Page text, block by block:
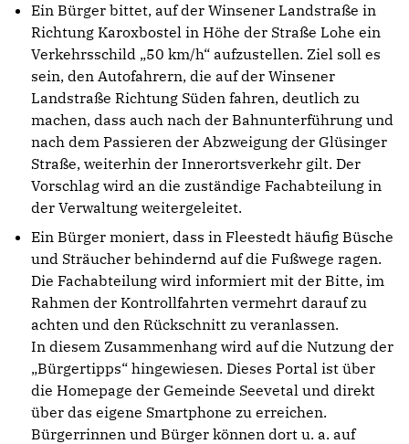
Ein Bürger bittet, auf der Winsener Landstraße in
Richtung Karoxbostel in Höhe der Straße Lohe ein
Verkehrsschild „50 km/h“ aufzustellen. Ziel soll es
sein, den Autofahrern, die auf der Winsener
Landstraße Richtung Süden fahren, deutlich zu
machen, dass auch nach der Bahnunterführung und
nach dem Passieren der Abzweigung der Glüsinger
Straße, weiterhin der Innerortsverkehr gilt. Der
Vorschlag wird an die zuständige Fachabteilung in
der Verwaltung weitergeleitet.
Ein Bürger moniert, dass in Fleestedt häufig Büsche
und Sträucher behindernd auf die Fußwege ragen.
Die Fachabteilung wird informiert mit der Bitte, im
Rahmen der Kontrollfahrten vermehrt darauf zu
achten und den Rückschnitt zu veranlassen.
In diesem Zusammenhang wird auf die Nutzung der
„Bürgertipps“ hingewiesen. Dieses Portal ist über
die Homepage der Gemeinde Seevetal und direkt
über das eigene Smartphone zu erreichen.
Bürgerrinnen und Bürger können dort u. a. auf